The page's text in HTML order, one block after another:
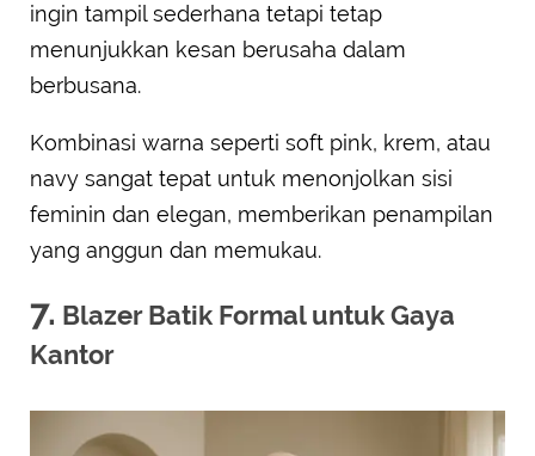
ingin tampil sederhana tetapi tetap
menunjukkan kesan berusaha dalam
berbusana.
Kombinasi warna seperti soft pink, krem, atau
navy sangat tepat untuk menonjolkan sisi
feminin dan elegan, memberikan penampilan
yang anggun dan memukau.
7. Blazer Batik Formal untuk Gaya
Kantor